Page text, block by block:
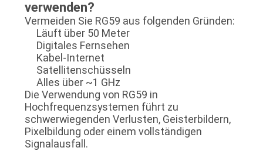
verwenden?
Vermeiden Sie RG59 aus folgenden Gründen:
Läuft über 50 Meter
Digitales Fernsehen
Kabel-Internet
Satellitenschüsseln
Alles über ~1 GHz
Die Verwendung von RG59 in
Hochfrequenzsystemen führt zu
schwerwiegenden Verlusten, Geisterbildern,
Pixelbildung oder einem vollständigen
Signalausfall.